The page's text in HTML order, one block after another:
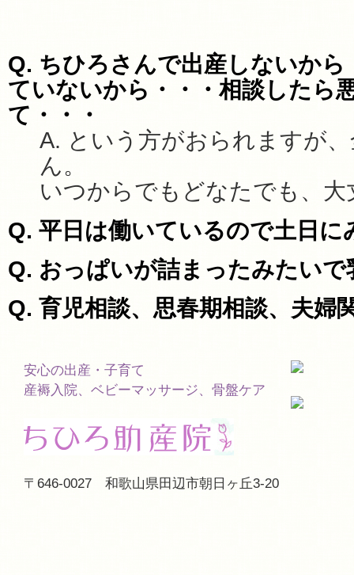
Q. ちひろさんで出産しないから
ていないから・・・相談したら
て・・・
A. という方がおられますが
ん。
いつからでもどなたでも、大
Q. 平日は働いているので土日に
Q. おっぱいが詰まったみたいで
Q. 育児相談、思春期相談、夫婦
安心の出産・子育て
産褥入院、ベビーマッサージ、骨盤ケア
〒646-0027 和歌山県田辺市朝日ヶ丘3-20